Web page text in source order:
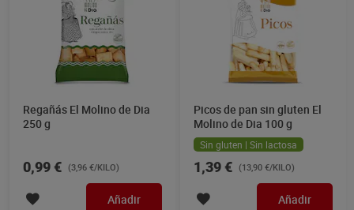
Regañás El Molino de Dia
250 g
0,99 € (3,96 €/KILO)
Añadir
Picos de pan sin gluten El
Molino de Dia 100 g
Sin gluten | Sin lactosa
1,39 € (13,90 €/KILO)
Añadir